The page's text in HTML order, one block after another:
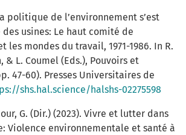
politique de l’environnement s’est
usines: Le haut comité de
les mondes du travail, 1971-1986. In R.
& L. Coumel (Eds.), Pouvoirs et
47-60). Presses Universitaires de
shs.hal.science/halshs-02275598
G. (Dir.) (2023). Vivre et lutter dans
Violence environnementale et santé à